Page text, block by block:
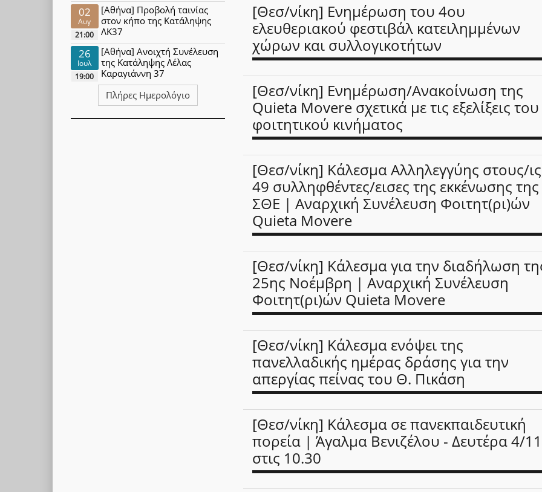
[Θεσ/νίκη] Ενημέρωση του 4ου
ελευθεριακού φεστιβάλ κατειλημμένων
χώρων και συλλογικοτήτων
[Θεσ/νίκη] Ενημέρωση/Ανακοίνωση της
Quieta Movere σχετικά με τις εξελίξεις του
φοιτητικού κινήματος
[Θεσ/νίκη] Κάλεσμα Αλληλεγγύης στους/ις
49 συλληφθέντες/εισες της εκκένωσης της
ΣΘΕ | Αναρχική Συνέλευση Φοιτητ(ρι)ών
Quieta Movere
[Θεσ/νίκη] Κάλεσμα για την διαδήλωση
25ης Νοέμβρη | Αναρχική Συνέλευση
Φοιτητ(ρι)ών Quieta Movere
[Θεσ/νίκη] Κάλεσμα ενόψει της
πανελλαδικής ημέρας δράσης για την
απεργίας πείνας του Θ. Πικάση
[Θεσ/νίκη] Κάλεσμα σε πανεκπαιδευτική
πορεία | Άγαλμα Βενιζέλου - Δευτέρα 4/11
στις 10.30
02
Αυγ
21:00
[Αθήνα] Προβολή ταινίας
στον κήπο της Κατάληψης
ΛΚ37
26
Ιουλ
19:00
[Αθήνα] Ανοιχτή Συνέλευση
της Κατάληψης Λέλας
Καραγιάννη 37
Πλήρες Ημερολόγιο